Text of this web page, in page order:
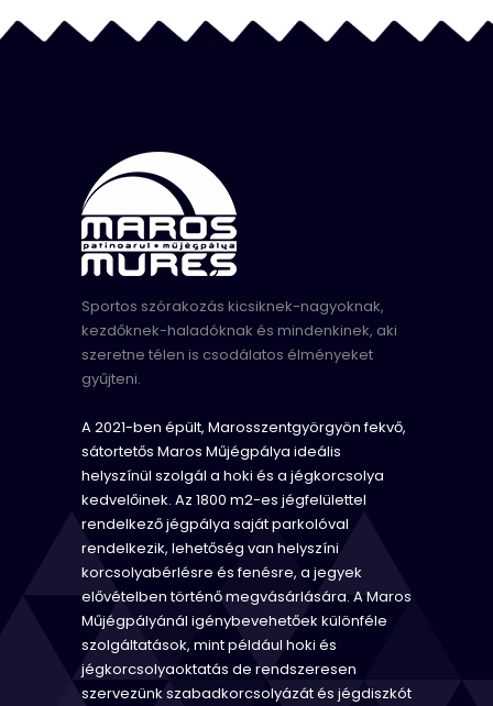
Sportos szórakozás kicsiknek-nagyoknak,
kezdőknek-haladóknak és mindenkinek, aki
szeretne télen is csodálatos élményeket
gyűjteni.
A 2021-ben épült, Marosszentgyörgyön fekvő,
sátortetős Maros Műjégpálya ideális
helyszínül szolgál a hoki és a jégkorcsolya
kedvelőinek. Az 1800 m2-es jégfelülettel
rendelkező jégpálya saját parkolóval
rendelkezik, lehetőség van helyszíni
korcsolyabérlésre és fenésre, a jegyek
elővételben történő megvásárlására. A Maros
Műjégpályánál igénybevehetőek különféle
szolgáltatások, mint például hoki és
jégkorcsolyaoktatás de rendszeresen
szervezünk szabadkorcsolyázát és jégdiszkót